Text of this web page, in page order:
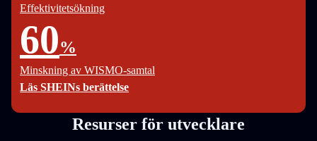
Effektivitetsökning
60%
Minskning av WISMO-samtal
Läs SHEINs berättelse
Resurser för utvecklare